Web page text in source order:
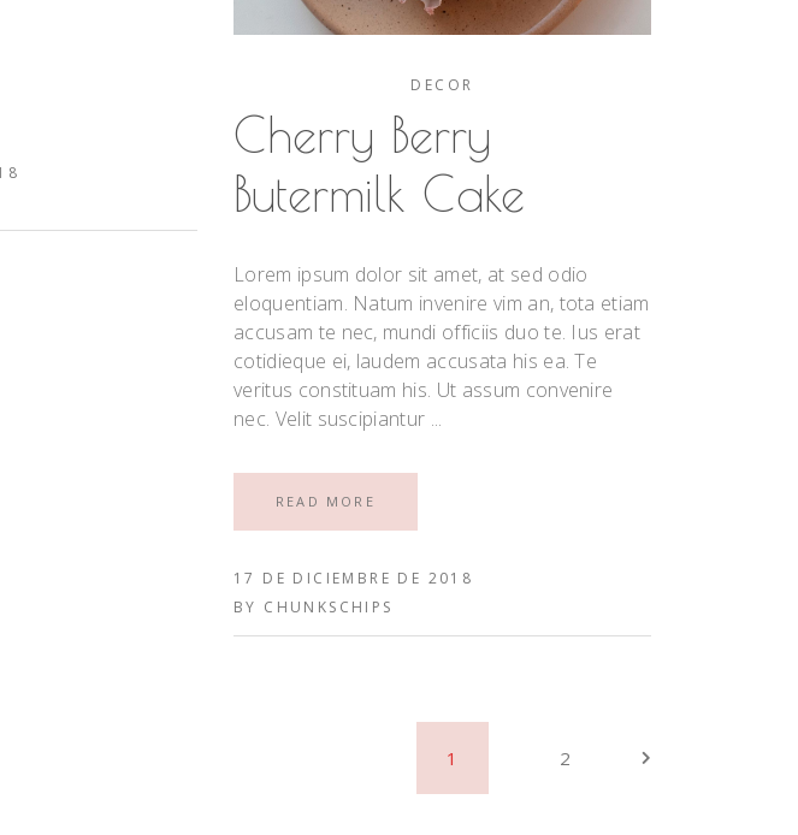
DECOR
Cherry Berry
Butermilk Cake
Lorem ipsum dolor sit amet, at sed odio
eloquentiam. Natum invenire vim an, tota etiam
accusam te nec, mundi officiis duo te. Ius erat
cotidieque ei, laudem accusata his ea. Te
veritus constituam his. Ut assum convenire
nec. Velit suscipiantur
READ MORE
17 DE DICIEMBRE DE 2018
BY CHUNKSCHIPS
1 2